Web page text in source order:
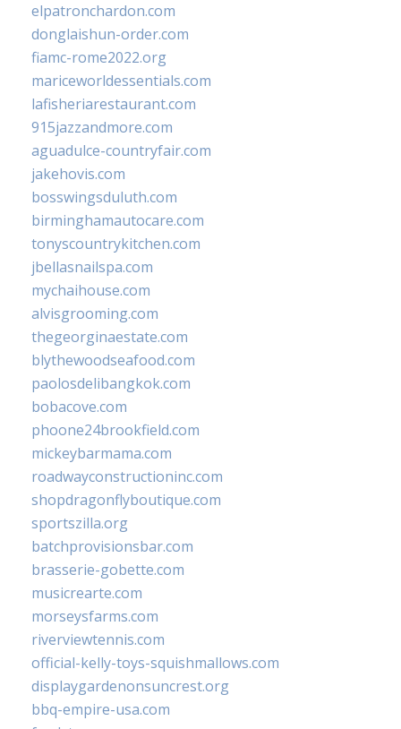
elpatronchardon.com
donglaishun-order.com
fiamc-rome2022.org
mariceworldessentials.com
lafisheriarestaurant.com
915jazzandmore.com
aguadulce-countryfair.com
jakehovis.com
bosswingsduluth.com
birminghamautocare.com
tonyscountrykitchen.com
jbellasnailspa.com
mychaihouse.com
alvisgrooming.com
thegeorginaestate.com
blythewoodseafood.com
paolosdelibangkok.com
bobacove.com
phoone24brookfield.com
mickeybarmama.com
roadwayconstructioninc.com
shopdragonflyboutique.com
sportszilla.org
batchprovisionsbar.com
brasserie-gobette.com
musicrearte.com
morseysfarms.com
riverviewtennis.com
official-kelly-toys-squishmallows.com
displaygardenonsuncrest.org
bbq-empire-usa.com